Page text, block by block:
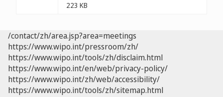
223 KB
/contact/zh/area.jsp?area=meetings
https://www.wipo.int/pressroom/zh/
https://www.wipo.int/tools/zh/disclaim.html
https://www.wipo.int/en/web/privacy-policy/
https://www.wipo.int/zh/web/accessibility/
https://www.wipo.int/tools/zh/sitemap.html